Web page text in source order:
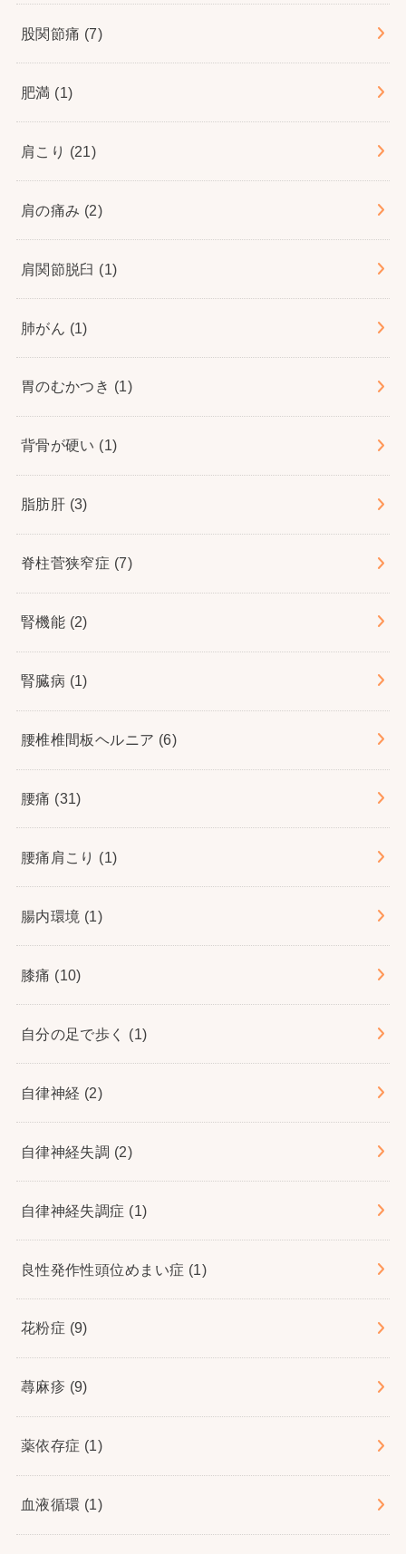
股関節痛 (7)
肥満 (1)
肩こり (21)
肩の痛み (2)
肩関節脱臼 (1)
肺がん (1)
胃のむかつき (1)
背骨が硬い (1)
脂肪肝 (3)
脊柱菅狭窄症 (7)
腎機能 (2)
腎臓病 (1)
腰椎椎間板ヘルニア (6)
腰痛 (31)
腰痛肩こり (1)
腸内環境 (1)
膝痛 (10)
自分の足で歩く (1)
自律神経 (2)
自律神経失調 (2)
自律神経失調症 (1)
良性発作性頭位めまい症 (1)
花粉症 (9)
蕁麻疹 (9)
薬依存症 (1)
血液循環 (1)